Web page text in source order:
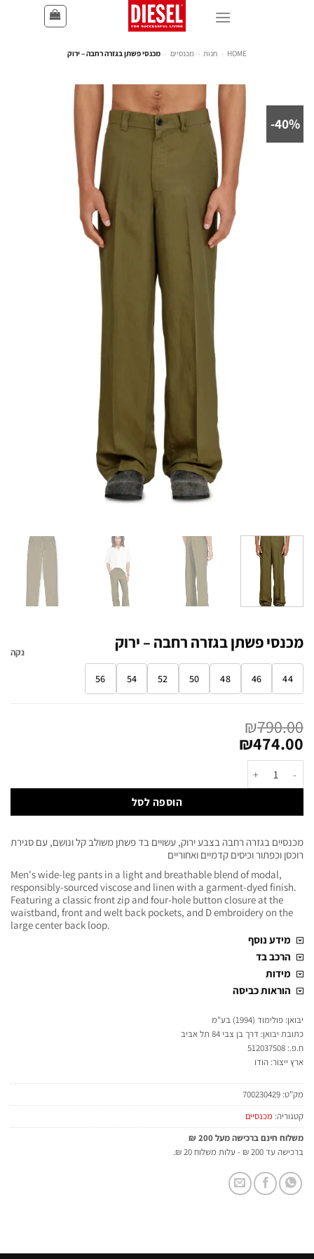
HOME
- חנות - מכנסיים - מכנסי פשתן בגזרה רחבה – ירוק
40%-
מכנסי פשתן בגזרה רחבה – ירוק
44
46
48
50
52
54
56
נקה
₪790.00
₪474.00
הוספה לסל
מכנסיים בגזרה רחבה בצבע ירוק, עשויים בד פשתן משולב קל ונושם, עם סגירת
רוכסן וכפתור וכיסים קדמיים ואחוריים
Men's wide-leg pants in a light and breathable blend of modal,
responsibly-sourced viscose and linen with a garment-dyed finish.
Featuring a classic front zip and four-hole button closure at the
waistband, front and welt back pockets, and D embroidery on the
large center back loop.
מידע נוסף
הרכב בד
מידות
הוראות כביסה
יבואן: פולימוד (1994) בע"מ
כתובת יבואן: דרך בן צבי 84 תל אביב
ח.פ.: 512037508
ארץ ייצור: הודו
מק"ט: 700230429
קטגוריה: מכנסיים
משלוח חינם ברכישה מעל 200 ₪
ברכישה עד 200 ₪ - עלות משלוח 20 ₪.